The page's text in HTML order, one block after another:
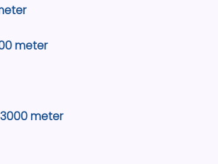
meter
3000 meter